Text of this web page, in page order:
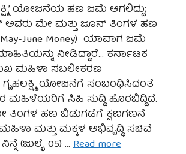
ಯೋಜನೆಯ ಹಣ ಜಮೆ ಆಗಲಿದ್ದು;
ಅವರು ಮೇ ಮತ್ತು ಜೂನ್ ತಿಂಗಳ ಹಣ
May-June Money) ಯಾವಾಗ ಜಮೆ
ನೀಡಿದ್ದಾರೆ… ಕರ್ನಾಟಕ
ಮಹಿಳಾ ಸಬಲೀಕರಣ
ಯೋಜನೆಗೆ ಸಂಬಂಧಿಸಿದಂತೆ
ಮಹಿಳೆಯರಿಗೆ ಸಿಹಿ ಸುದ್ದಿ ಹೊರಬಿದ್ದಿದೆ.
ಹಣ ಬಿಡುಗಡೆಗೆ ಕ್ಷಣಗಣನೆ
ಮತ್ತು ಮಕ್ಕಳ ಅಭಿವೃದ್ಧಿ ಸಚಿವೆ
(ಜುಲೈ 05) … Read more